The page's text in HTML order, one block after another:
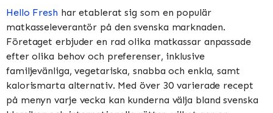
Hello Fresh har etablerat sig som en populär
matkasseleverantör på den svenska marknaden.
Företaget erbjuder en rad olika matkassar anpassade
efter olika behov och preferenser, inklusive
familjevänliga, vegetariska, snabba och enkla, samt
kalorismarta alternativ. Med över 30 varierade recept
på menyn varje vecka kan kunderna välja bland svenska